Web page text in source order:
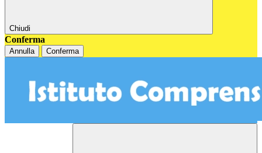
Chiudi
Conferma
Annulla Conferma